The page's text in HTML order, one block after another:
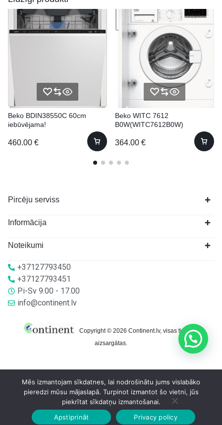
Beko BDIN38550C 60cm
iebūvējama!
460.00 €
Beko WITC 7612
B0W(WITC7612B0W)
364.00 €
Pircēju serviss
Informācija
Noteikumi
+37127793450
+37127793451
Pi-Sv 9.00 - 17.00
info@continent.lv
Copyright © 2026 Continent.lv, visas tiesības
aizsargātas.
Sākumlapa Veikalā Grozs
Mēs izmantojam sīkdatnes, lai nodrošinātu jums vislabāko
pieredzi mūsu mājaslapā. Turpinot izmantot šo vietni, jūs
piekrītat sīkdatņu izmantošanai.
Apstiprināt
Privacy policy